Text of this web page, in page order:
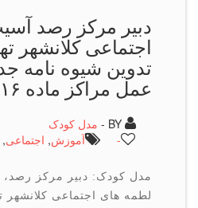
دبیر مركز رصد آسیب
اجتماعی كلانشهر تهران
تدوین شیوه نامه جدید
عمل مراکز ماده ۱۶
مدل کودک
آموزش,اجتماعی ,جامعه ,
مدل کودک: دبیر مرکز رصد، پایش و
لطمه های اجتماعی کلانشهر تهران